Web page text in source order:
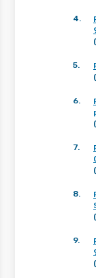
4.
5.
6.
7.
8.
9.